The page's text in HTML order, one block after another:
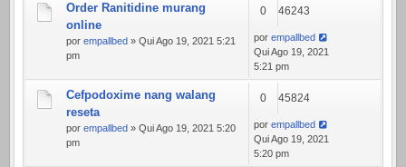
Order Ranitidine murang
online
por empallbed » Qui Ago 19, 2021 5:21
pm
0 46243
por empallbed
Qui Ago 19, 2021
5:21 pm
Cefpodoxime nang walang
reseta
por empallbed » Qui Ago 19, 2021 5:20
pm
0 45824
por empallbed
Qui Ago 19, 2021
5:20 pm